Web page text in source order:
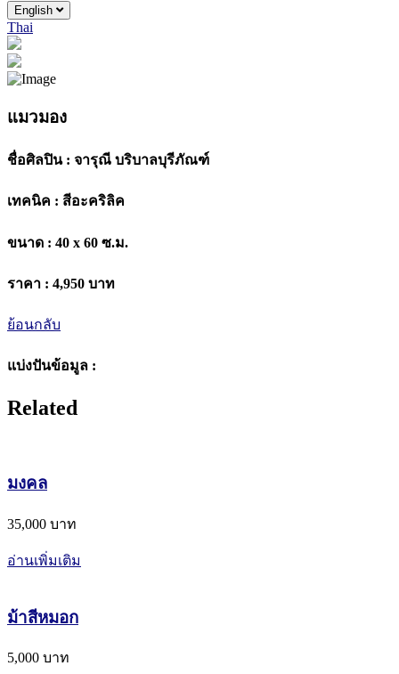
English
Thai
แมวมอง
ชื่อศิลปิน : จารุณี บริบาลบุรีภัณฑ์
เทคนิค : สีอะคริลิค
ขนาด : 40 x 60 ซ.ม.
ราคา : 4,950 บาท
ย้อนกลับ
แบ่งปันข้อมูล :
Related
มงคล
35,000 บาท
อ่านเพิ่มเติม
ม้าสีหมอก
5,000 บาท